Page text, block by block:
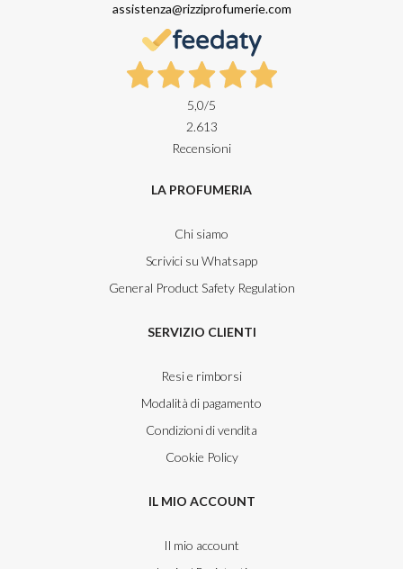
assistenza@rizziprofumerie.com
5,0/5
2.613
Recensioni
LA PROFUMERIA
Chi siamo
Scrivici su Whatsapp
General Product Safety Regulation
SERVIZIO CLIENTI
Resi e rimborsi
Modalità di pagamento
Condizioni di vendita
Cookie Policy
IL MIO ACCOUNT
Il mio account